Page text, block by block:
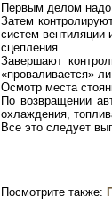
Первым делом надо
Затем
систем вентиляции
сцепления.
Завершают
«проваливается»
Осмотр места
По возвращении
охлаждения,
Все это следует
Посмотрите также: